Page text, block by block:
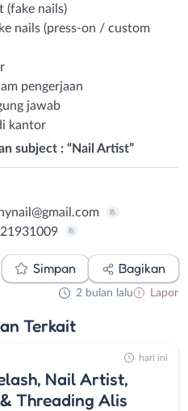
(fake nails)
nails (press-on / custom
pengerjaan
jawab
kantor
subject : “Nail Artist”
Simpan Bagikan
2 bulan lalu Lapor
Terkait
Nail Artist,
Threading Alis
hari ini